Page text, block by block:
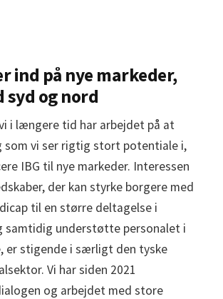
ind på nye markeder,
syd og nord
i længere tid har arbejdet på at
som vi ser rigtig stort potentiale i,
IBG til nye markeder. Interessen
der kan styrke borgere med
til en større deltagelse i
samtidig understøtte personalet i
er stigende i særligt den tyske
Vi har siden 2021
og arbejdet med store